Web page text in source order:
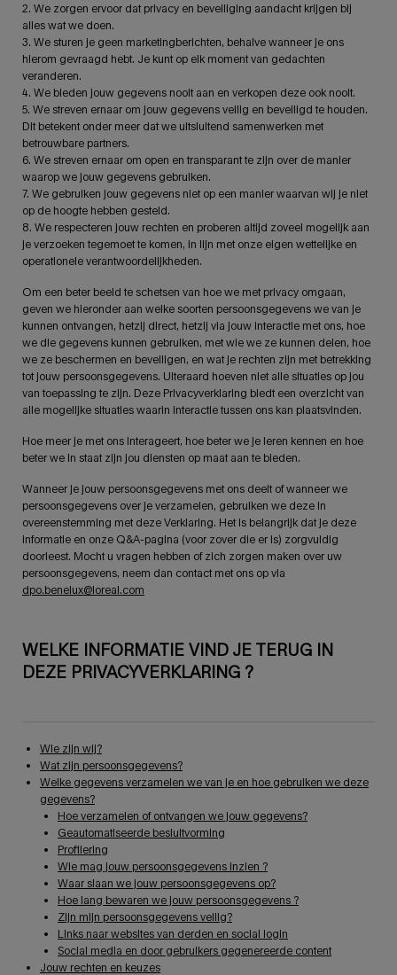
2. We zorgen ervoor dat privacy en beveiliging aandacht krijgen bij
alles wat we doen.
3. We sturen je geen marketingberichten, behalve wanneer je ons
hierom gevraagd hebt. Je kunt op elk moment van gedachten
veranderen.
4. We bieden jouw gegevens nooit aan en verkopen deze ook nooit.
5. We streven ernaar om jouw gegevens veilig en beveiligd te houden.
Dit betekent onder meer dat we uitsluitend samenwerken met
betrouwbare partners.
6. We streven ernaar om open en transparant te zijn over de manier
waarop we jouw gegevens gebruiken.
7. We gebruiken jouw gegevens niet op een manier waarvan wij je niet
op de hoogte hebben gesteld.
8. We respecteren jouw rechten en proberen altijd zoveel mogelijk aan
je verzoeken tegemoet te komen, in lijn met onze eigen wettelijke en
operationele verantwoordelijkheden.
Om een beter beeld te schetsen van hoe we met privacy omgaan,
geven we hieronder aan welke soorten persoonsgegevens we van je
kunnen ontvangen, hetzij direct, hetzij via jouw interactie met ons, hoe
we die gegevens kunnen gebruiken, met wie we ze kunnen delen, hoe
we ze beschermen en beveiligen, en wat je rechten zijn met betrekking
tot jouw persoonsgegevens. Uiteraard hoeven niet alle situaties op jou
van toepassing te zijn. Deze Privacyverklaring biedt een overzicht van
alle mogelijke situaties waarin interactie tussen ons kan plaatsvinden.
Hoe meer je met ons interageert, hoe beter we je leren kennen en hoe
beter we in staat zijn jou diensten op maat aan te bieden.
Wanneer je jouw persoonsgegevens met ons deelt of wanneer we
persoonsgegevens over je verzamelen, gebruiken we deze in
overeenstemming met deze Verklaring. Het is belangrijk dat je deze
informatie en onze Q&A-pagina (voor zover die er is) zorgvuldig
doorleest. Mocht u vragen hebben of zich zorgen maken over uw
persoonsgegevens, neem dan contact met ons op via
dpo.benelux@loreal.com
WELKE INFORMATIE VIND JE TERUG IN
DEZE PRIVACYVERKLARING ?
Wie zijn wij?
Wat zijn persoonsgegevens?
Welke gegevens verzamelen we van je en hoe gebruiken we deze
gegevens?
Hoe verzamelen of ontvangen we jouw gegevens?
Geautomatiseerde besluitvorming
Profilering
Wie mag jouw persoonsgegevens inzien ?
Waar slaan we jouw persoonsgegevens op?
Hoe lang bewaren we jouw persoonsgegevens ?
Zijn mijn persoonsgegevens veilig?
Links naar websites van derden en social login
Social media en door gebruikers gegenereerde content
Jouw rechten en keuzes